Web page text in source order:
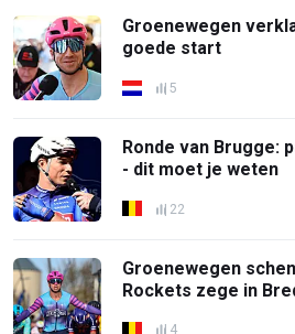
Groenewegen
goede start
5
Ronde van Brugge:
- dit moet je weten
22
Groenewegen
Rockets zege in
4